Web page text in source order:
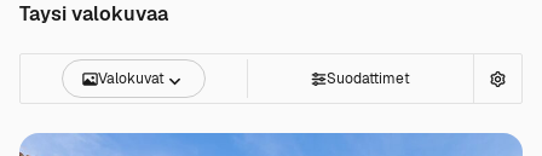
Taysi valokuvaa
Valokuvat Suodattimet